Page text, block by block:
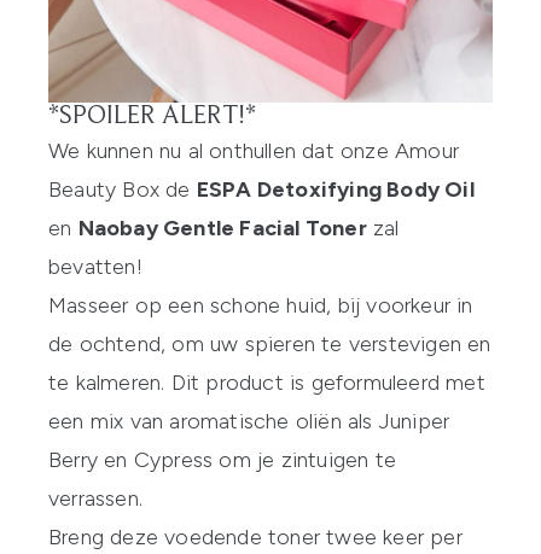
*SPOILER ALERT!*
We kunnen nu al onthullen dat onze Amour
Beauty Box de ESPA Detoxifying Body Oil
en Naobay Gentle Facial Tonerzal
bevatten!
Masseer op een schone huid, bij voorkeur in
de ochtend, om uw spieren te verstevigen en
te kalmeren. Dit product is geformuleerd met
een mix van aromatische oliën als Juniper
Berry en Cypress om je zintuigen te
verrassen.
Breng deze voedende toner twee keer per